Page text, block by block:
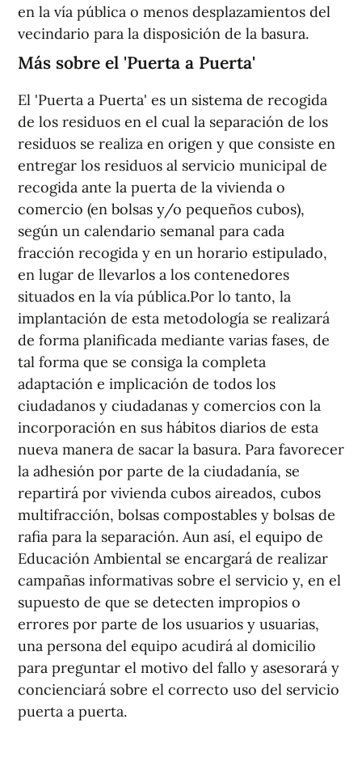
en la vía pública o menos desplazamientos del
vecindario para la disposición de la basura.
Más sobre el 'Puerta a Puerta'
El 'Puerta a Puerta' es un sistema de recogida
de los residuos en el cual la separación de los
residuos se realiza en origen y que consiste en
entregar los residuos al servicio municipal de
recogida ante la puerta de la vivienda o
comercio (en bolsas y/o pequeños cubos),
según un calendario semanal para cada
fracción recogida y en un horario estipulado,
en lugar de llevarlos a los contenedores
situados en la vía pública.Por lo tanto, la
implantación de esta metodología se realizará
de forma planificada mediante varias fases, de
tal forma que se consiga la completa
adaptación e implicación de todos los
ciudadanos y ciudadanas y comercios con la
incorporación en sus hábitos diarios de esta
nueva manera de sacar la basura. Para favorecer
la adhesión por parte de la ciudadanía, se
repartirá por vivienda cubos aireados, cubos
multifracción, bolsas compostables y bolsas de
rafia para la separación. Aun así, el equipo de
Educación Ambiental se encargará de realizar
campañas informativas sobre el servicio y, en el
supuesto de que se detecten impropios o
errores por parte de los usuarios y usuarias,
una persona del equipo acudirá al domicilio
para preguntar el motivo del fallo y asesorará y
concienciará sobre el correcto uso del servicio
puerta a puerta.